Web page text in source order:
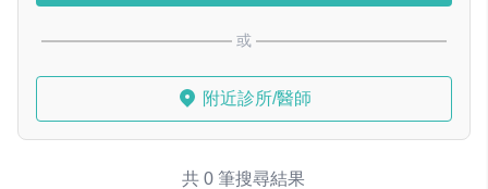
或
附近診所/醫師
共 0 筆搜尋結果